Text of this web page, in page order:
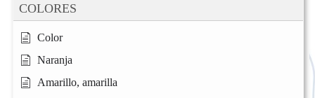
COLORES
Color
Naranja
Amarillo, amarilla